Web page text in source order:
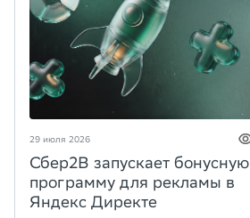
29 июля 2026
Сбер2B запускает бонусную
программу для рекламы в
Яндекс Директе